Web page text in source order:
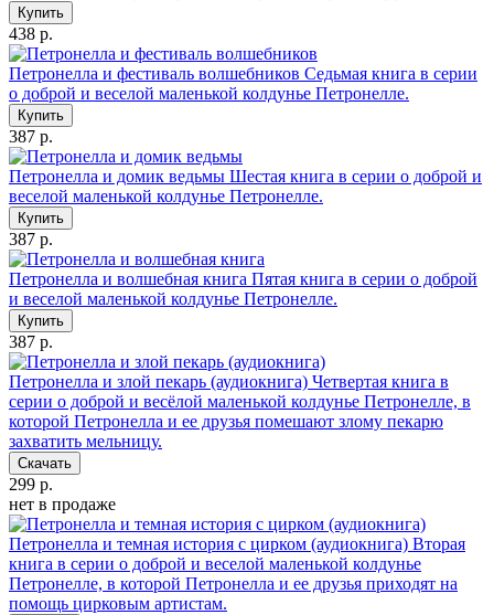
Купить
438 р.
Петронелла и фестиваль волшебников Седьмая книга в серии
о доброй и веселой маленькой колдунье Петронелле.
Купить
387 р.
Петронелла и домик ведьмы Шестая книга в серии о доброй и
веселой маленькой колдунье Петронелле.
Купить
387 р.
Петронелла и волшебная книга Пятая книга в серии о доброй
и веселой маленькой колдунье Петронелле.
Купить
387 р.
Петронелла и злой пекарь (аудиокнига) Четвертая книга в
серии о доброй и весёлой маленькой колдунье Петронелле, в
которой Петронелла и ее друзья помешают злому пекарю
захватить мельницу.
Скачать
299 р.
нет в продаже
Петронелла и темная история с цирком (аудиокнига) Вторая
книга в серии о доброй и веселой маленькой колдунье
Петронелле, в которой Петронелла и ее друзья приходят на
помощь цирковым артистам.